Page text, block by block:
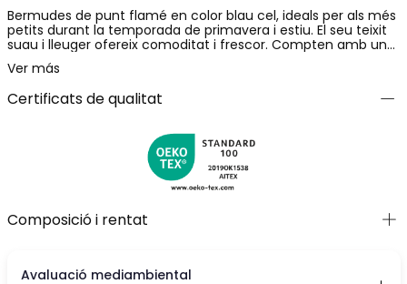
Bermudes de punt flamé en color blau cel, ideals per als més
petits durant la temporada de primavera i estiu. El seu teixit
suau i lleuger ofereix comoditat i frescor. Compten amb una
cintura ajustable per a un millor ajustament i dos pràctics
butxaques davanters. Disponibles en talles des de 12 mesos
fins a 14 anys, s'adapten perfectament al creixement.
Versàtils i combinables amb samarretes i dessuadores
Ver más
Certificats de qualitat
Composició i rentat